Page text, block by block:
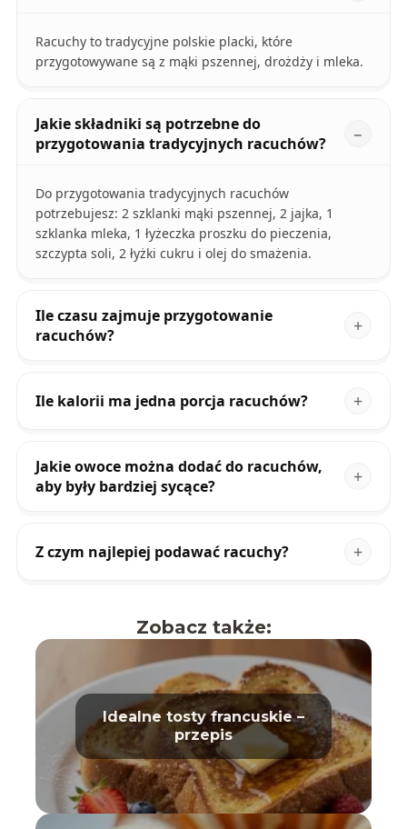
Racuchy to tradycyjne polskie placki, które
przygotowywane są z mąki pszennej, drożdży i mleka.
Jakie składniki są potrzebne do
przygotowania tradycyjnych racuchów?
Do przygotowania tradycyjnych racuchów
potrzebujesz: 2 szklanki mąki pszennej, 2 jajka, 1
szklanka mleka, 1 łyżeczka proszku do pieczenia,
szczypta soli, 2 łyżki cukru i olej do smażenia.
Ile czasu zajmuje przygotowanie
racuchów?
Ile kalorii ma jedna porcja racuchów?
Jakie owoce można dodać do racuchów,
aby były bardziej sycące?
Z czym najlepiej podawać racuchy?
Zobacz także:
Idealne tosty francuskie –
przepis